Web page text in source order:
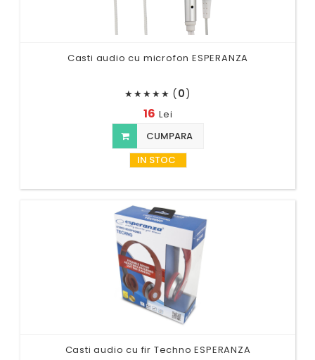
Casti audio cu microfon ESPERANZA
★★★★★ (0)
16 Lei
CUMPARA
IN STOC
Casti audio cu fir Techno ESPERANZA